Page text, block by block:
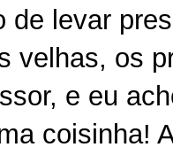
de levar
velhas, os
e eu
coisinha!